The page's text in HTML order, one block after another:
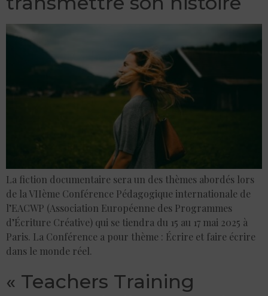
La fiction documentaire sera un des thèmes abordés lors
de la VIIème Conférence Pédagogique internationale de
l’EACWP (Association Européenne des Programmes
d’Écriture Créative) qui se tiendra du 15 au 17 mai 2025 à
Paris. La Conférence a pour thème : Écrire et faire écrire
dans le monde réel.
« Teachers Training